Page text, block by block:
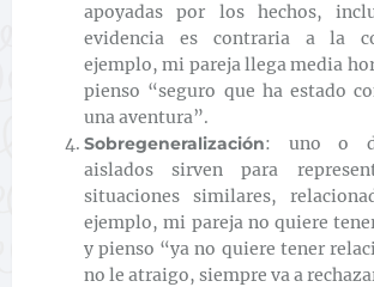
apoyadas por los hechos,
evidencia es contraria a la
ejemplo, mi pareja llega media
pienso “seguro que ha estado
una aventura”.
Sobregeneralización: uno o
aislados sirven para
situaciones similares,
ejemplo, mi pareja no quiere
y pienso “ya no quiere tener
no le atraigo, siempre va a